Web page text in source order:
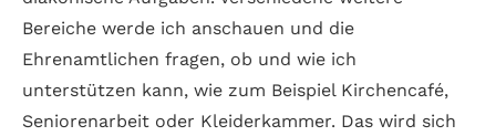
Bereiche werde ich anschauen und die
Ehrenamtlichen fragen, ob und wie ich
unterstützen kann, wie zum Beispiel Kirchencafé,
Seniorenarbeit oder Kleiderkammer. Das wird sich